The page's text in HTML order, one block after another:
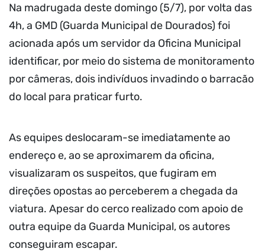
Na madrugada deste domingo (5/7), por volta das
4h, a GMD (Guarda Municipal de Dourados) foi
acionada após um servidor da Oficina Municipal
identificar, por meio do sistema de monitoramento
por câmeras, dois indivíduos invadindo o barracão
do local para praticar furto.
As equipes deslocaram-se imediatamente ao
endereço e, ao se aproximarem da oficina,
visualizaram os suspeitos, que fugiram em
direções opostas ao perceberem a chegada da
viatura. Apesar do cerco realizado com apoio de
outra equipe da Guarda Municipal, os autores
conseguiram escapar.